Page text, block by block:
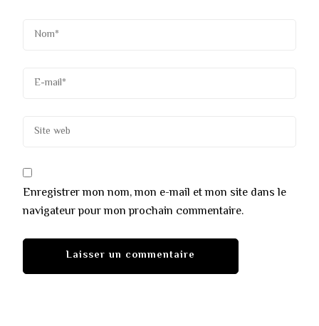
Enregistrer mon nom, mon e-mail et mon site dans le
navigateur pour mon prochain commentaire.